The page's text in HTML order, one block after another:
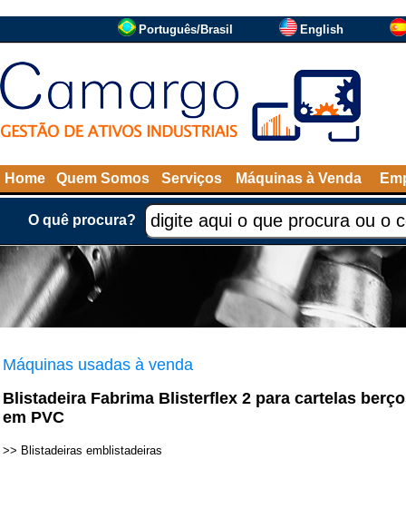
Português/Brasil English
Home Quem Somos Serviços Máquinas à Venda
O quê procura?
Máquinas usadas à venda
Blistadeira Fabrima Blisterflex 2 para cartelas
em PVC
>> Blistadeiras emblistadeiras